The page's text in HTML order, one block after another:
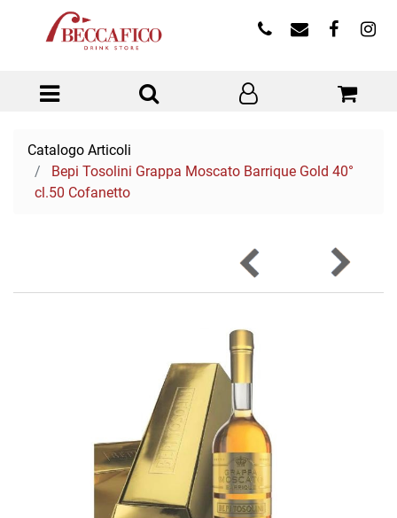
Open menu
Catalogo Articoli
Bepi Tosolini Grappa Moscato Barrique Gold 40°
cl.50 Cofanetto